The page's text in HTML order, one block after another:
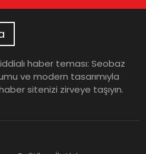
haber teması: Seobaz
ve modern tasarımıyla
sitenizi zirveye taşıyın.